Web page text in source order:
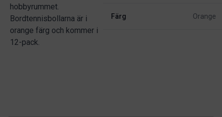
hobbyrummet.
Bordtennisbollarna är i
orange färg och kommer i
12-pack.
Färg Orange